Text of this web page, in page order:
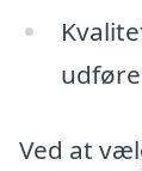
Ved at